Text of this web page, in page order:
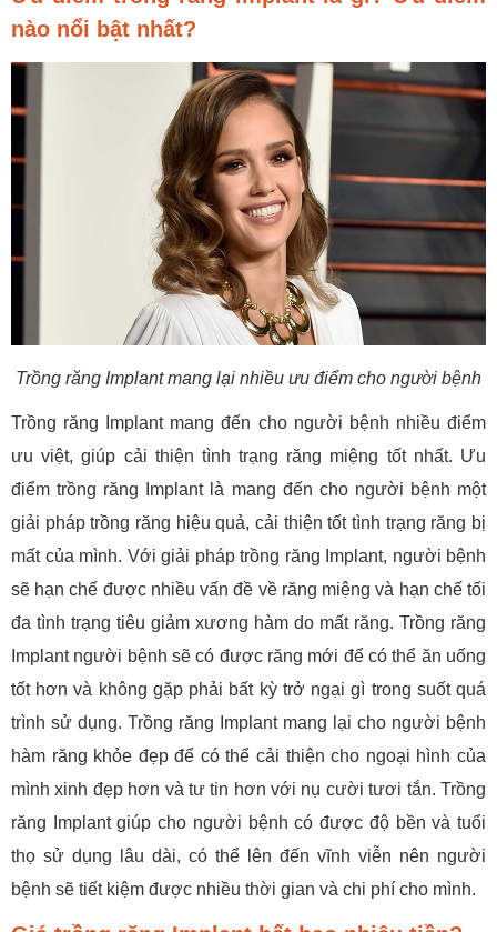
nào nổi bật nhất?
Trồng răng Implant mang lại nhiều ưu điểm cho người bệnh
Trồng răng Implant mang đến cho người bệnh nhiều điểm
ưu việt, giúp cải thiện tình trạng răng miệng tốt nhất. Ưu
điểm trồng răng Implant là mang đến cho người bệnh một
giải pháp trồng răng hiệu quả, cải thiện tốt tình trạng răng bị
mất của mình. Với giải pháp trồng răng Implant, người bệnh
sẽ hạn chế được nhiều vấn đề về răng miệng và hạn chế tối
đa tình trạng tiêu giảm xương hàm do mất răng. Trồng răng
Implant người bệnh sẽ có được răng mới để có thể ăn uống
tốt hơn và không gặp phải bất kỳ trở ngại gì trong suốt quá
trình sử dụng. Trồng răng Implant mang lại cho người bệnh
hàm răng khỏe đẹp để có thể cải thiện cho ngoại hình của
mình xinh đẹp hơn và tư tin hơn với nụ cười tươi tắn. Trồng
răng Implant giúp cho người bệnh có được độ bền và tuổi
thọ sử dụng lâu dài, có thể lên đến vĩnh viễn nên người
bệnh sẽ tiết kiệm được nhiều thời gian và chi phí cho mình.